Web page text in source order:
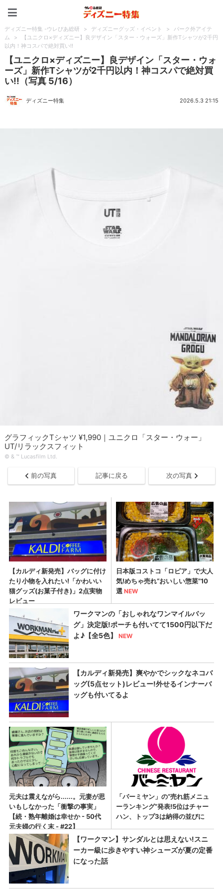
ディズニー特集 -ウレぴあ総研 > ディズニーグッズ・イベント >
パーク外アイテ
ム
>
【ユニクロ×ディズニー】良デザイン「スター・ウォーズ」新作Tシャツが2千円
以内！神コスパで絶対買い!!
【ユニクロ×ディズニー】良デザイン「スター・ウォ
ーズ」新作Tシャツが2千円以内！神コスパで絶対買
い!!（写真 5/16）
ディズニー特集 2026.5.3 21:15
グラフィックTシャツ ¥1,990｜ユニクロ「スター・ウォー」
UT/リラックスフィット
© & ™ Lucasfilm Ltd.
前の写真 記事に戻る 次の写真